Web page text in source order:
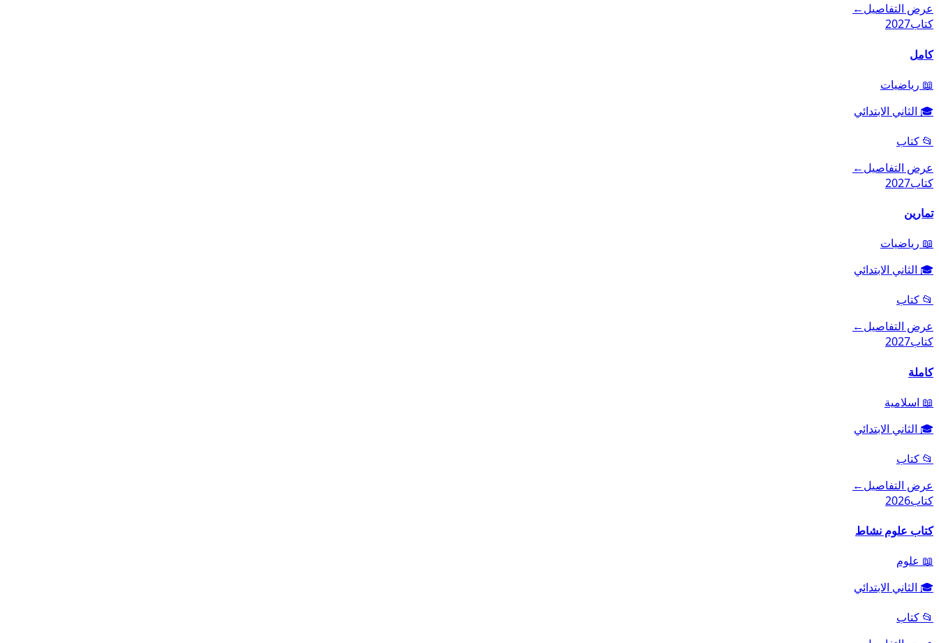
عرض التفاصيل←
كتاب2027
كامل
📖 رياضيات
🎓 الثاني الابتدائي
📂 كتاب
عرض التفاصيل←
كتاب2027
تمارين
📖 رياضيات
🎓 الثاني الابتدائي
📂 كتاب
عرض التفاصيل←
كتاب2027
كاملة
📖 اسلامية
🎓 الثاني الابتدائي
📂 كتاب
عرض التفاصيل←
كتاب2026
كتاب علوم نشاط
📖 علوم
🎓 الثاني الابتدائي
📂 كتاب